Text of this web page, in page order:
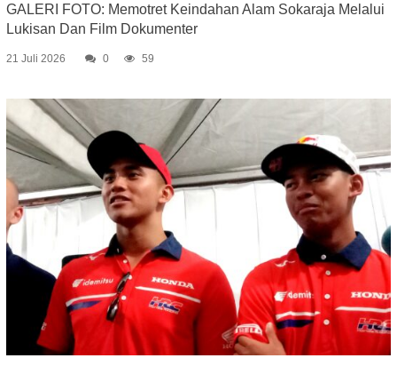
GALERI FOTO: Memotret Keindahan Alam Sokaraja Melalui
Lukisan Dan Film Dokumenter
21 Juli 2026 0 59